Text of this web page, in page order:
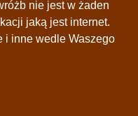
nie jest w żaden
jaką jest internet.
i inne wedle Waszego